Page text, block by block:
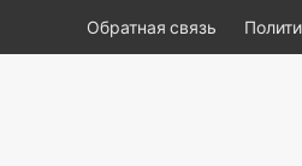
Обратная связь